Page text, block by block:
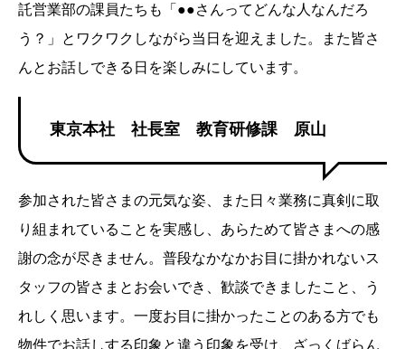
託営業部の課員たちも「●●さんってどんな人なんだろ
う？」とワクワクしながら当日を迎えました。また皆さ
んとお話しできる日を楽しみにしています。
東京本社 社長室 教育研修課 原山
参加された皆さまの元気な姿、また日々業務に真剣に取
り組まれていることを実感し、あらためて皆さまへの感
謝の念が尽きません。普段なかなかお目に掛かれないス
タッフの皆さまとお会いでき、歓談できましたこと、う
れしく思います。一度お目に掛かったことのある方でも
物件でお話しする印象と違う印象を受け、ざっくばらん